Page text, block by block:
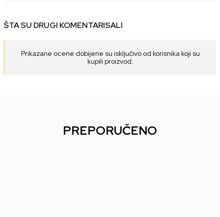
ŠTA SU DRUGI KOMENTARISALI
Prikazane ocene dobijene su isključivo od korisnika koji su
kupili proizvod.
PREPORUČENO